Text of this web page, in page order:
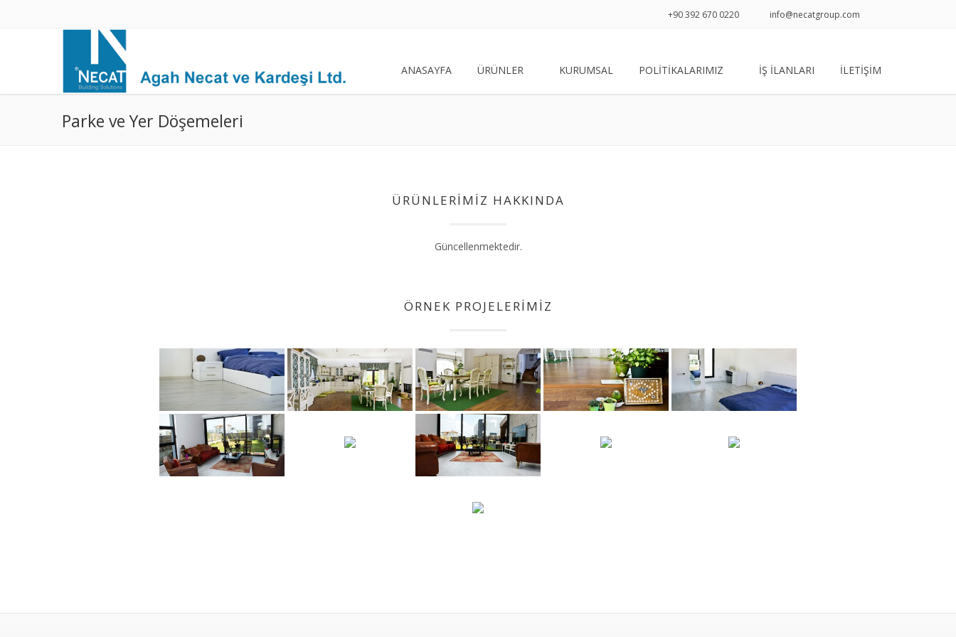
info@necatgroup.com
+90 392 670 0220
ANASAYFA ÜRÜNLER KURUMSAL POLİTİKALARIMIZ İŞ İLANLARI İLETİŞİM
Parke ve Yer Döşemeleri
ÜRÜNLERIMIZ HAKKINDA
Güncellenmektedir.
ÖRNEK PROJELERIMIZ